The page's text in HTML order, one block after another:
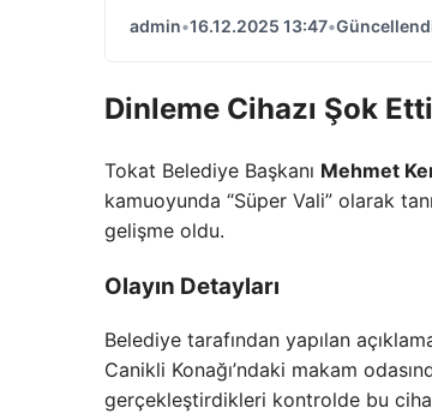
admin•16.12.2025 13:47•
Dinleme Cihazı Şok Etti
Tokat Belediye Başkanı Mehmet
kamuoyunda “Süper Vali” olarak
gelişme oldu.
Olayın Detayları
Belediye tarafından yapılan
Canikli Konağı’ndaki makam
gerçekleştirdikleri kontrolde bu